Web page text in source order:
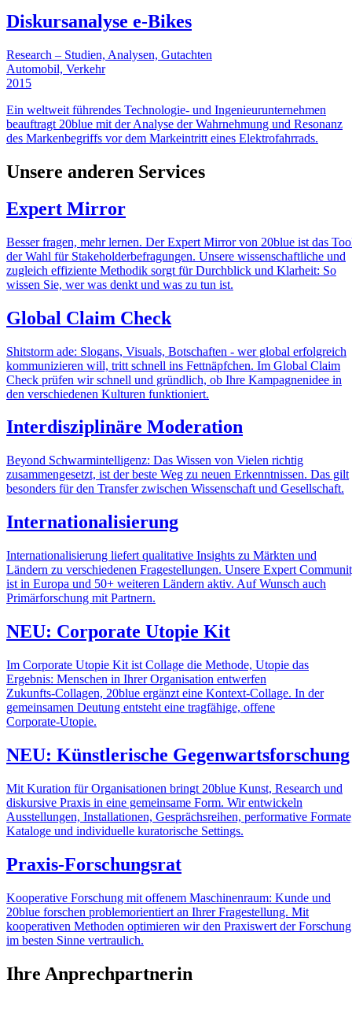
Diskursanalyse e-Bikes
Research – Studien, Analysen, Gutachten
Automobil, Verkehr
2015
Ein weltweit führendes Technologie- und Ingenieurunternehmen
beauftragt 20blue mit der Analyse der Wahrnehmung und Resonanz
des Markenbegriffs vor dem Markeintritt eines Elektrofahrrads.
Unsere anderen Services
Expert Mirror
Besser fragen, mehr lernen. Der Expert Mirror von 20blue ist das
der Wahl für Stakeholderbefragungen. Unsere wissenschaftliche und
zugleich effiziente Methodik sorgt für Durchblick und Klarheit: So
wissen Sie, wer was denkt und was zu tun ist.
Global Claim Check
Shitstorm ade: Slogans, Visuals, Botschaften - wer global erfolgreich
kommunizieren will, tritt schnell ins Fettnäpfchen. Im Global Claim
Check prüfen wir schnell und gründlich, ob Ihre Kampagnenidee in
den verschiedenen Kulturen funktioniert.
Interdisziplinäre Moderation
Beyond Schwarmintelligenz: Das Wissen von Vielen richtig
zusammengesetzt, ist der beste Weg zu neuen Erkenntnissen. Das gilt
besonders für den Transfer zwischen Wissenschaft und Gesellschaft.
Internationalisierung
Internationalisierung liefert qualitative Insights zu Märkten und
Ländern zu verschiedenen Fragestellungen. Unsere Expert
ist in Europa und 50+ weiteren Ländern aktiv. Auf Wunsch auch
Primärforschung mit Partnern.
NEU: Corporate Utopie Kit
Im Corporate Utopie Kit ist Collage die Methode, Utopie das
Ergebnis: Menschen in Ihrer Organisation entwerfen
Zukunfts‑Collagen, 20blue ergänzt eine Kontext‑Collage. In der
gemeinsamen Deutung entsteht eine tragfähige, offene
Corporate‑Utopie.
NEU: Künstlerische Gegenwartsforschung
Mit Kuration für Organisationen bringt 20blue Kunst, Research und
diskursive Praxis in eine gemeinsame Form. Wir entwickeln
Ausstellungen, Installationen, Gesprächsreihen, performative
Kataloge und individuelle kuratorische Settings.
Praxis‑Forschungsrat
Kooperative Forschung mit offenem Maschinenraum: Kunde und
20blue forschen problemorientiert an Ihrer Fragestellung. Mit
kooperativen Methoden optimieren wir den Praxiswert der
im besten Sinne vertraulich.
Ihre Anprechpartnerin